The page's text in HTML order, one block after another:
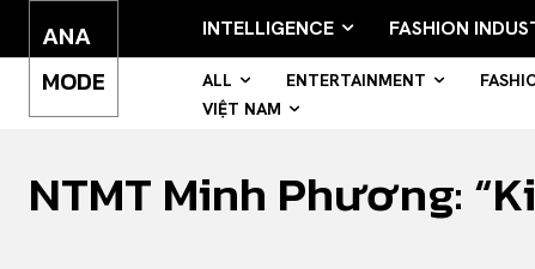
ANA
MODE
INTELLIGENCE FASHION
ALL ENTERTAINMENT
VIỆT NAM
NTMT Minh Phương: